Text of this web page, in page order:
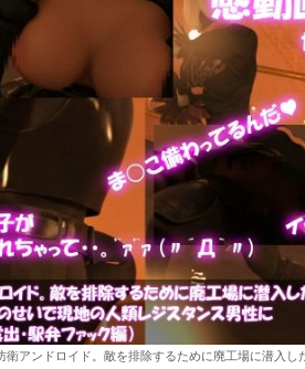
衛アンドロイド。敵を排除するために廃工場に潜入し